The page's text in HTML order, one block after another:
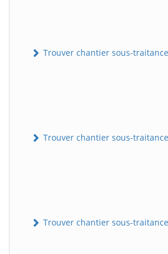
Trouver chantier sous-
Trouver chantier sous-
Trouver chantier sous-